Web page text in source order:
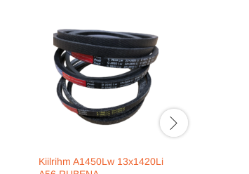
Kiilrihm A1450Lw 13x1420Li